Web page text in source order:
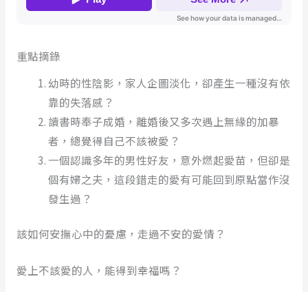
重點摘錄
幼時的性陰影，家人企圖淡化，卻產生一種沒有依
靠的失落感？
讀書時奉子成婚，離婚後又多次遇上無緣的加暴
者，總覺得自己不該被愛？
一個認識多年的男性好友，意外燃起愛苗，但卻是
個有婦之夫，這段錯走的愛有可能回到原點當作沒
發生過？
該如何安撫心中的憂慮，走過不安的愛情？
愛上不該愛的人，能得到幸福嗎？